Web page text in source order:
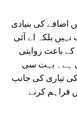
کی بنیادی
بلکہ اے آئی
باعث روایتی
ہے۔ بہت سی
تیاری کی جانب
فراہم کرنے